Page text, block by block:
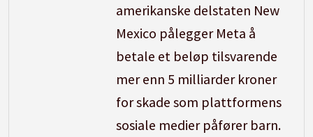
amerikanske delstaten New
Mexico pålegger Meta å
betale et beløp tilsvarende
mer enn 5 milliarder kroner
for skade som plattformens
sosiale medier påfører barn.